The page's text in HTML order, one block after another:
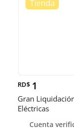
RD$ 1
Gran
Eléctricas
Cuenta